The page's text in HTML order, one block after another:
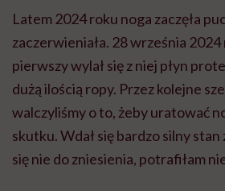
Latem 2024 roku noga zaczęła
zaczerwieniała. 28 września
pierwszy wylał się z niej płyn
dużą ilością ropy. Przez kolejne
walczyliśmy o to, żeby uratować
skutku. Wdał się bardzo silny stan
się nie do zniesienia, potrafiłam